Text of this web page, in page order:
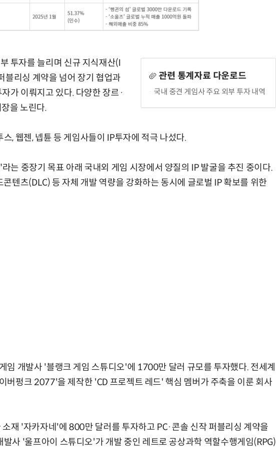
관련 통계자료 다운로드
국내 중견 게임사 주요 외부 투자 내역
투자를 늘리며 신규 지식재산(I
블리싱 계약을 넘어 장기 협업과
가 이뤄지고 있다. 다양한 장르·
을 노린다.
, 웹젠, 넵튠 등 게임사들이 IP투자에 적극 나섰다.
는 중장기 목표 아래 국내외 게임 시장에서 양질의 IP 발굴을 추진 중이다.
텐츠(DLC) 등 자체 개발 역량을 강화하는 동시에 글로벌 IP 확보를 위한
개발사 '블랭크 게임 스튜디오'에 1700만 달러 규모를 투자했다. 전세계
버펑크 2077'을 제작한 'CD 프로젝트 레드' 핵심 멤버가 주축을 이룬 회사
재 '자카자네'에 800만 달러를 투자하고 PC·콘솔 신작 퍼블리싱 계약을
발사 '울프아이 스튜디오'가 개발 중인 레트로 공상과학 역할수행게임(RPG)